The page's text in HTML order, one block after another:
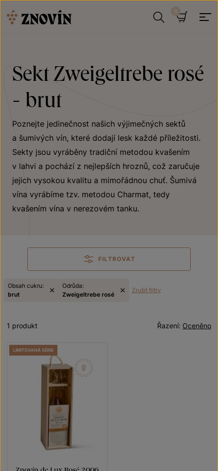
Sekt Zweigeltrebe rosé
- brut
Poznejte jedinečnost našich výjimečných sektů
a šumivých vín, které dodají lesk každé příležitosti.
Sekty jsou vyráběny tradiční metodou kvašením
v lahvi a pochází z nejlepších hroznů, což zaručuje
jejich vysokou kvalitu a mimořádnou chuť. Šumivá
vína vyrábíme tzv. metodou Charmat, tedy
kvašením vína v nerezovém tanku.
FILTROVAT
Obsah cukru:
brut
Odrůda:
Zweigeltrebe rosé
Zrušit filtry
Oceněno
Řazení:
1 produkt
LIMITOVANÁ SÉRIE